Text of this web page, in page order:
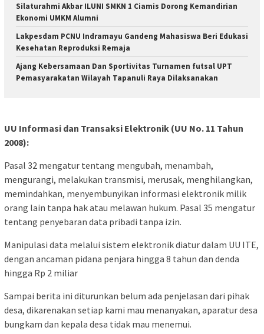
Silaturahmi Akbar ILUNI SMKN 1 Ciamis Dorong Kemandirian
Ekonomi UMKM Alumni
Lakpesdam PCNU Indramayu Gandeng Mahasiswa Beri Edukasi
Kesehatan Reproduksi Remaja
Ajang Kebersamaan Dan Sportivitas Turnamen futsal UPT
Pemasyarakatan Wilayah Tapanuli Raya Dilaksanakan
UU Informasi dan Transaksi Elektronik (UU No. 11 Tahun
2008):
Pasal 32 mengatur tentang mengubah, menambah,
mengurangi, melakukan transmisi, merusak, menghilangkan,
memindahkan, menyembunyikan informasi elektronik milik
orang lain tanpa hak atau melawan hukum. Pasal 35 mengatur
tentang penyebaran data pribadi tanpa izin.
Manipulasi data melalui sistem elektronik diatur dalam UU ITE,
dengan ancaman pidana penjara hingga 8 tahun dan denda
hingga Rp 2 miliar
Sampai berita ini diturunkan belum ada penjelasan dari pihak
desa, dikarenakan setiap kami mau menanyakan, aparatur desa
bungkam dan kepala desa tidak mau menemui.